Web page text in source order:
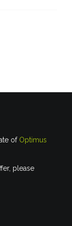
of Optimus
please